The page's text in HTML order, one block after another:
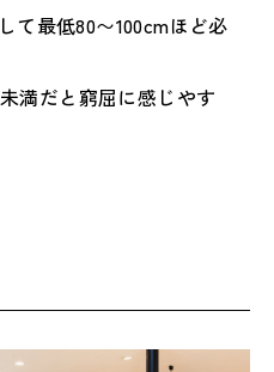
て最低80〜100cmほど必
満だと窮屈に感じやす